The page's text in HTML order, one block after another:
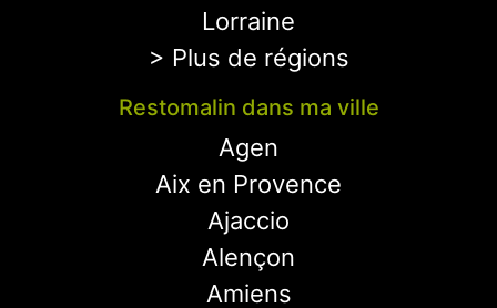
Lorraine
> Plus de régions
Restomalin dans ma ville
Agen
Aix en Provence
Ajaccio
Alençon
Amiens